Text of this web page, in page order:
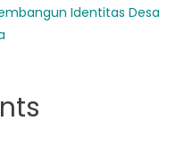
Identitas Desa